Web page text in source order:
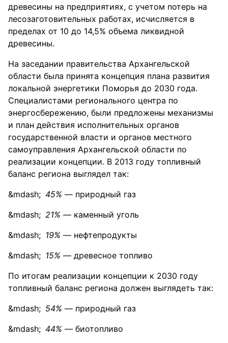
древесины на предприятиях, с учетом потерь на
лесозаготовительных работах, исчисляется в
пределах от 10 до 14,5% объема ликвидной
древесины.
На заседании правительства Архангельской
области была принята концепция плана развития
локальной энергетики Поморья до 2030 года.
Специалистами регионального центра по
энергосбережению, были предложены механизмы
и план действия исполнительных органов
государственной власти и органов местного
самоуправления Архангельской области по
реализации концепции. В 2013 году топливный
баланс региона выглядел так:
45% — природный газ
21% — каменный уголь
19% — нефтепродукты
15% — древесное топливо
По итогам реализации концепции к 2030 году
топливный баланс региона должен выглядеть так:
54% — природный газ
44% — биотопливо